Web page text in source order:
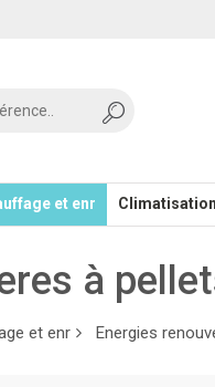
et enr Climatisation
à
et enr Energies